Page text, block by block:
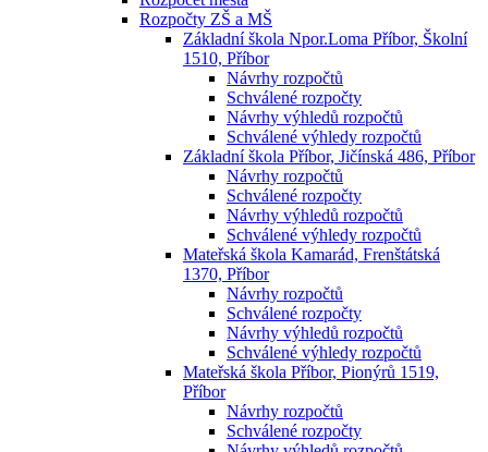
Rozpočty ZŠ a MŠ
Základní škola Npor.Loma Příbor, Školní
1510, Příbor
Návrhy rozpočtů
Schválené rozpočty
Návrhy výhledů rozpočtů
Schválené výhledy rozpočtů
Základní škola Příbor, Jičínská 486, Příbor
Návrhy rozpočtů
Schválené rozpočty
Návrhy výhledů rozpočtů
Schválené výhledy rozpočtů
Mateřská škola Kamarád, Frenštátská
1370, Příbor
Návrhy rozpočtů
Schválené rozpočty
Návrhy výhledů rozpočtů
Schválené výhledy rozpočtů
Mateřská škola Příbor, Pionýrů 1519,
Příbor
Návrhy rozpočtů
Schválené rozpočty